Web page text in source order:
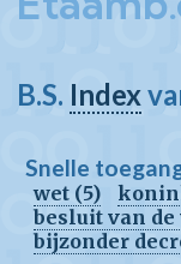
B.S. Index
Snelle
wet (5)
besluit van
bijzonder